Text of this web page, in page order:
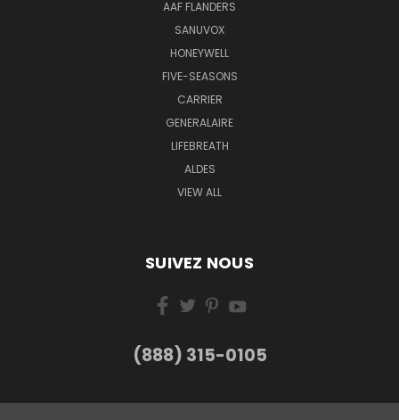
AAF FLANDERS
SANUVOX
HONEYWELL
FIVE-SEASONS
CARRIER
GENERALAIRE
LIFEBREATH
ALDES
VIEW ALL
SUIVEZ NOUS
(888) 315-0105